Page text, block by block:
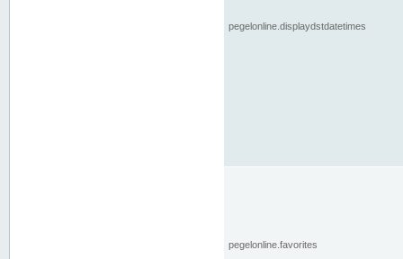
pegelonline.displaydstdatetimes
pegelonline.favorites